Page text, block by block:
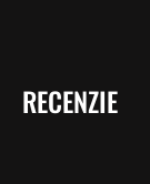
RECENZIE